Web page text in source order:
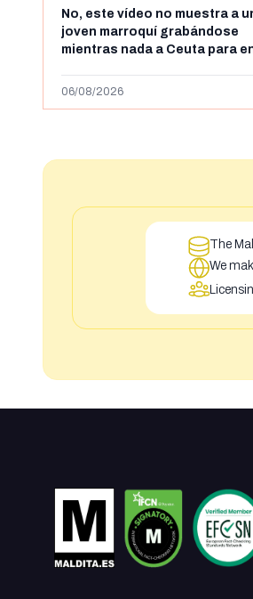
No, este vídeo no muestra a
joven marroquí grabándose
mientras nada a Ceuta para
más de 450km de Ceuta y el
06/08/2026
The
We